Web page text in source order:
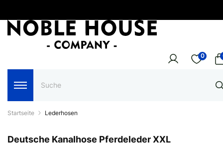
0
Startseite Lederhosen
Deutsche Kanalhose Pferdeleder XXL